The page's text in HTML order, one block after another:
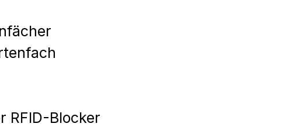
RFID-Blocker